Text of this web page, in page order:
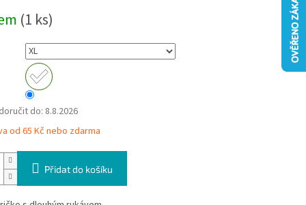
(1 ks)
do: 8.8.2026
od 65 Kč nebo zdarma
Přidat do košíku